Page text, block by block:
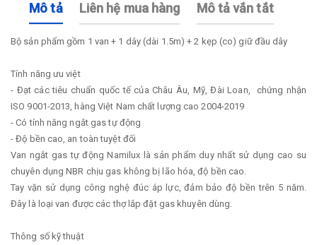
Mô tả Liên hệ mua hàng Mô tả vắn tắt
Bộ sản phẩm gồm 1 van + 1 dây (dài 1.5m) + 2 kẹp (co) giữ đầu dây
Tính năng ưu việt
- Đạt các tiêu chuẩn quốc tế của Châu Âu, Mỹ, Đài Loan, chứng nhận
ISO 9001-2013, hàng Việt Nam chất lượng cao 2004-2019
- Có tính năng ngắt gas tự động
- Độ bền cao, an toàn tuyệt đối
Van ngắt gas tự động Namilux là sản phẩm duy nhất sử dụng cao su
chuyên dụng NBR chịu gas không bị lão hóa, độ bền cao.
Tay vặn sử dụng công nghệ đúc áp lực, đảm bảo độ bền trên 5 năm.
Đây là loại van được các thợ lắp đặt gas khuyên dùng.
Thông số kỹ thuật